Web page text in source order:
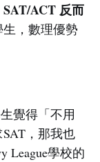
SAT/ACT 反而
生，數理優勢
覺得「不用
，那我也
League學校的